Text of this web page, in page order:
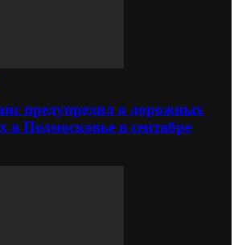
предупредил о дорожных
в Подмосковье в сентябре